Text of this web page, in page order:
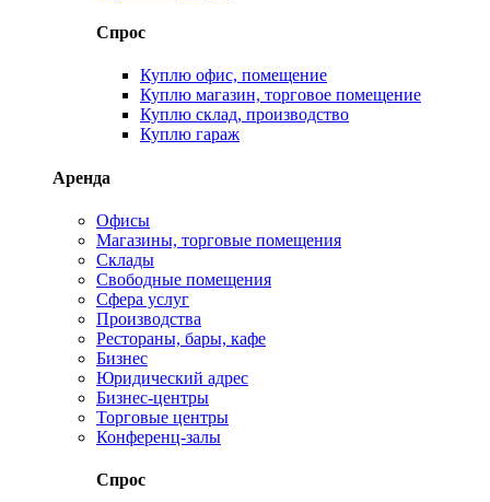
Спрос
Куплю офис, помещение
Куплю магазин, торговое помещение
Куплю склад, производство
Куплю гараж
Аренда
Офисы
Магазины, торговые помещения
Склады
Свободные помещения
Сфера услуг
Производства
Рестораны, бары, кафе
Бизнес
Юридический адрес
Бизнес-центры
Торговые центры
Конференц-залы
Спрос